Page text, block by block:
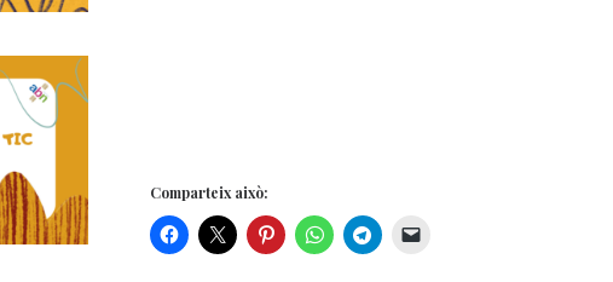
Comparteix això: